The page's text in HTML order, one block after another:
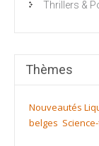
Thrillers &
Thèmes
Nouveautés
belges